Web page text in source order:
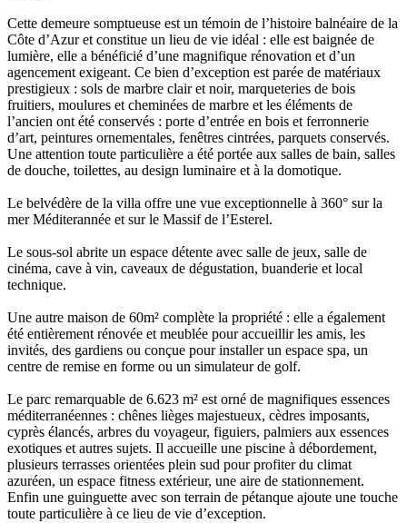
Cette demeure somptueuse est un témoin de l’histoire balnéaire de la
Côte d’Azur et constitue un lieu de vie idéal : elle est baignée de
lumière, elle a bénéficié d’une magnifique rénovation et d’un
agencement exigeant. Ce bien d’exception est parée de matériaux
prestigieux : sols de marbre clair et noir, marqueteries de bois
fruitiers, moulures et cheminées de marbre et les éléments de
l’ancien ont été conservés : porte d’entrée en bois et ferronnerie
d’art, peintures ornementales, fenêtres cintrées, parquets conservés.
Une attention toute particulière a été portée aux salles de bain, salles
de douche, toilettes, au design luminaire et à la domotique.
Le belvédère de la villa offre une vue exceptionnelle à 360° sur la
mer Méditerannée et sur le Massif de l’Esterel.
Le sous-sol abrite un espace détente avec salle de jeux, salle de
cinéma, cave à vin, caveaux de dégustation, buanderie et local
technique.
Une autre maison de 60m² complète la propriété : elle a également
été entièrement rénovée et meublée pour accueillir les amis, les
invités, des gardiens ou conçue pour installer un espace spa, un
centre de remise en forme ou un simulateur de golf.
Le parc remarquable de 6.623 m² est orné de magnifiques essences
méditerranéennes : chênes lièges majestueux, cèdres imposants,
cyprès élancés, arbres du voyageur, figuiers, palmiers aux essences
exotiques et autres sujets. Il accueille une piscine à débordement,
plusieurs terrasses orientées plein sud pour profiter du climat
azuréen, un espace fitness extérieur, une aire de stationnement.
Enfin une guinguette avec son terrain de pétanque ajoute une touche
toute particulière à ce lieu de vie d’exception.